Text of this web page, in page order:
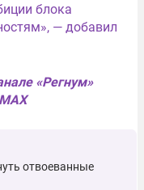
блока
— добавил
«Регнум»
отвоеванные